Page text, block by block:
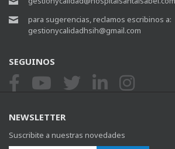
para sugerencias, reclamos escribinos a:
gestionycalidadhsih@gmail.com
SEGUINOS
NEWSLETTER
Suscribite a nuestras novedades